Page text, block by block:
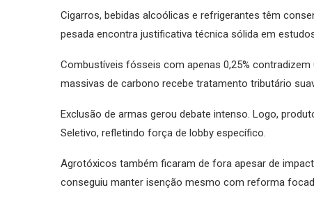
Cigarros, bebidas alcoólicas e refrigerantes têm
pesada encontra justificativa técnica sólida em
Combustíveis fósseis com apenas 0,25%
massivas de carbono recebe tratamento tributário
Exclusão de armas gerou debate intenso. Logo,
Seletivo, refletindo força de lobby específico.
Agrotóxicos também ficaram de fora apesar de
conseguiu manter isenção mesmo com reforma